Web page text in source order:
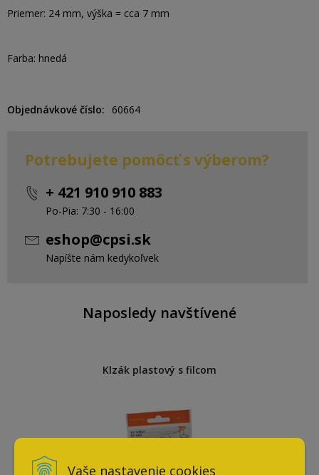
Vaše nastavenie cookies
Priemer: 24 mm, výška = cca 7 mm
Farba: hnedá
Objednávkové číslo 60664
Potrebujete pomôcť s výberom?
+ 421 910 910 883
Po-Pia: 7:30 - 16:00
eshop@cpsi.sk
Napíšte nám kedykoľvek
Naposledy navštívené
Klzák plastový s filcom